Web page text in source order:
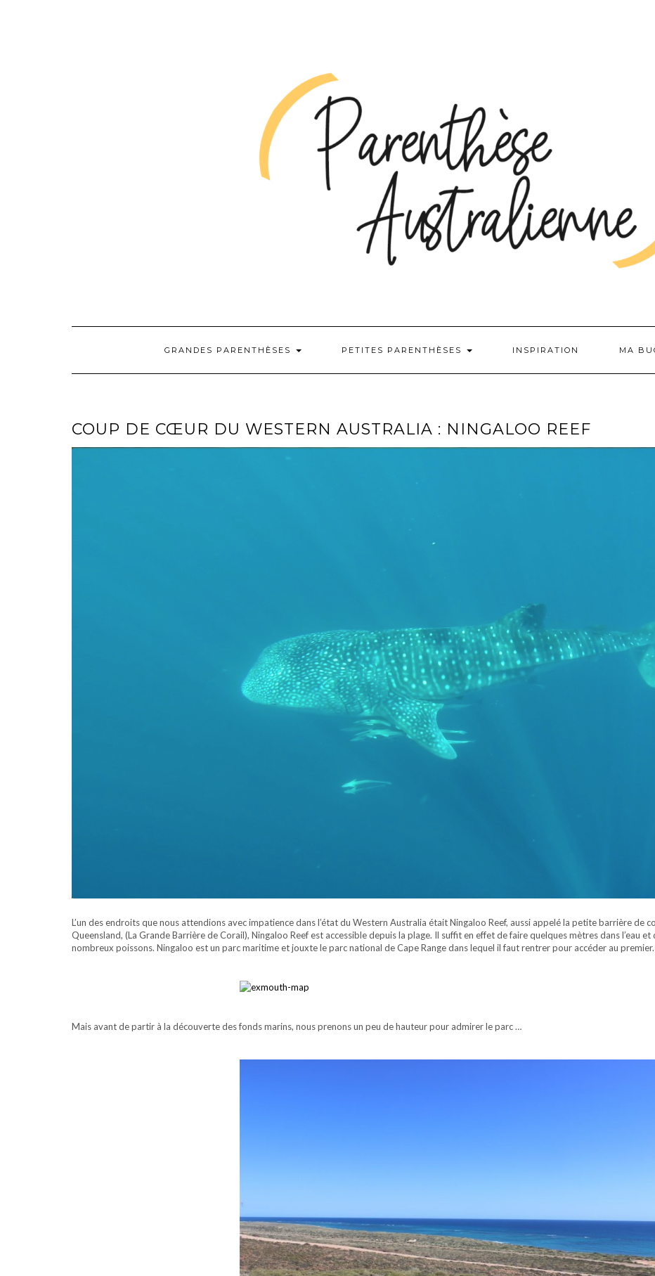
GRANDES PARENTHÈSES PETITES PARENTHÈSES INSPIRATION MA
COUP DE CŒUR DU WESTERN AUSTRALIA : NINGALOO REEF
L’un des endroits que nous attendions avec impatience dans l’état du Western Australia était Ningaloo Reef, aussi appelé la petite barrière de
Queensland, (La Grande Barrière de Corail), Ningaloo Reef est accessible depuis la plage. Il suffit en effet de faire quelques mètres dans l’eau
nombreux poissons. Ningaloo est un parc maritime et jouxte le parc national de Cape Range dans lequel il faut rentrer pour accéder au
Mais avant de partir à la découverte des fonds marins, nous prenons un peu de hauteur pour admirer le parc …